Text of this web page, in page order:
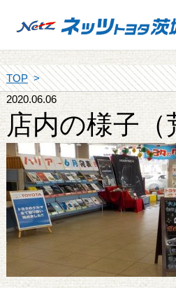
TOP
2020.06.06
店内の様子（